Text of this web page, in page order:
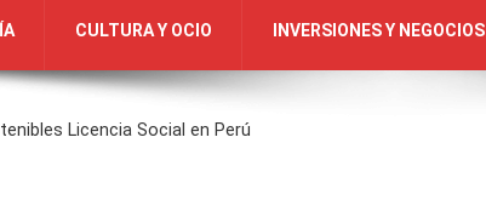
CULTURA Y OCIO INVERSIONES Y NEGOCIOS
Licencia Social en Perú